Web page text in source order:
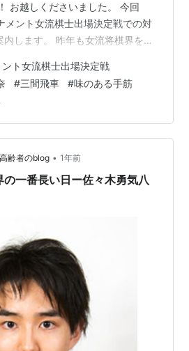
お越しくださいました。 今回
メント女流棋士出場決定戦での対
します。 昨年も女流将棋界をけ
杯将棋トーナメント女流棋士出場
流三冠後 手 福間香奈 女流五冠手
センター時 間 １０分。使い切っ
回の考慮時間がある。手 数 125戦
辺誠七段…
ト女流棋士出場決定戦
#三間飛車 #味のある手筋
齢者のblog • 1年前
一番長い日ー佐々木勇気八